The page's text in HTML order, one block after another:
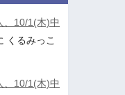
、10/1(木)中
くるみっこ
、10/1(木)中